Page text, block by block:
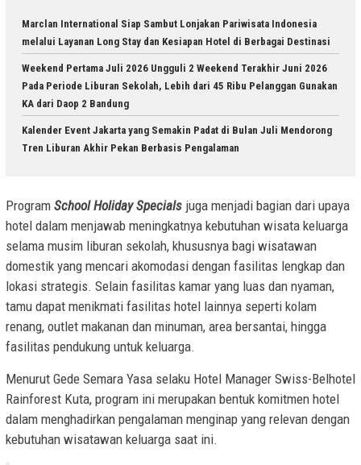
Marclan International Siap Sambut Lonjakan Pariwisata Indonesia
melalui Layanan Long Stay dan Kesiapan Hotel di Berbagai Destinasi
Weekend Pertama Juli 2026 Ungguli 2 Weekend Terakhir Juni 2026
Pada Periode Liburan Sekolah, Lebih dari 45 Ribu Pelanggan Gunakan
KA dari Daop 2 Bandung
Kalender Event Jakarta yang Semakin Padat di Bulan Juli Mendorong
Tren Liburan Akhir Pekan Berbasis Pengalaman
Program School Holiday Specials juga menjadi bagian dari upaya
hotel dalam menjawab meningkatnya kebutuhan wisata keluarga
selama musim liburan sekolah, khususnya bagi wisatawan
domestik yang mencari akomodasi dengan fasilitas lengkap dan
lokasi strategis. Selain fasilitas kamar yang luas dan nyaman,
tamu dapat menikmati fasilitas hotel lainnya seperti kolam
renang, outlet makanan dan minuman, area bersantai, hingga
fasilitas pendukung untuk keluarga.
Menurut Gede Semara Yasa selaku Hotel Manager Swiss-Belhotel
Rainforest Kuta, program ini merupakan bentuk komitmen hotel
dalam menghadirkan pengalaman menginap yang relevan dengan
kebutuhan wisatawan keluarga saat ini.